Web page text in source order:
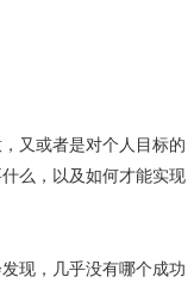
又或者是对个人目标的
么，以及如何才能实现
现，几乎没有哪个成功